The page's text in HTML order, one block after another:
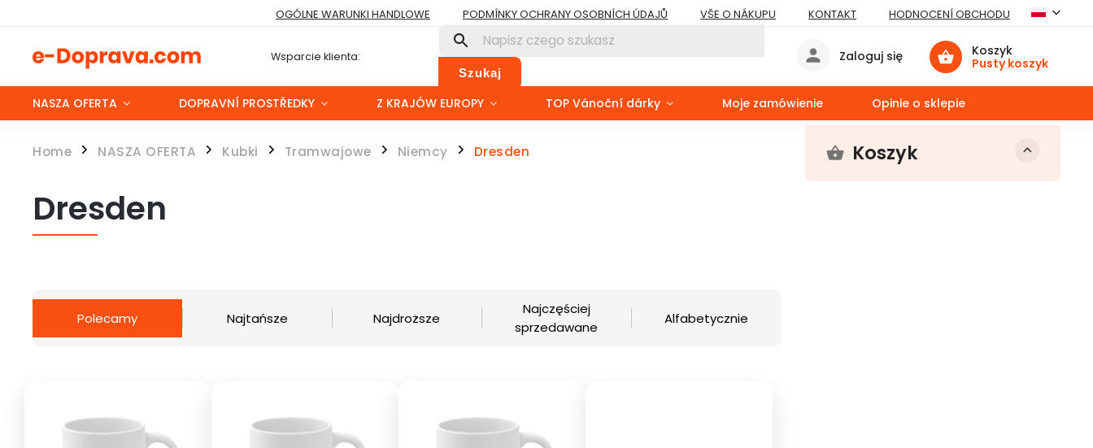
OGÓLNE WARUNKI HANDLOWE PODMÍNKY OCHRANY OSOBNÍCH ÚDAJŮ VŠE O NÁKUPU KONTAKT HODNOCENÍ OBCHODU
Wsparcie klienta:
Szukaj
Koszyk
Pusty koszyk
Zaloguj się
NASZA OFERTA DOPRAVNÍ PROSTŘEDKY Z KRAJÓW EUROPY TOP Vánoční dárky Moje zamówienie Opinie o sklepie
Home / NASZA OFERTA / Kubki / Tramwajowe / Niemcy / Dresden Koszyk
Dresden
Polecamy Najtańsze Najdroższe
Najczęściej
sprzedawane
Alfabetycznie